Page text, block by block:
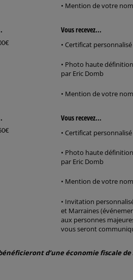
• Mention de votre
Vous recevez...
• Certificat
• Photo haute
par Eric Domb
• Mention de votre
Vous recevez...
• Certificat
• Photo haute
par Eric Domb
• Mention de votre
• Invitation
et Marraines
aux personnes
vous seront
d’une économie fiscale de